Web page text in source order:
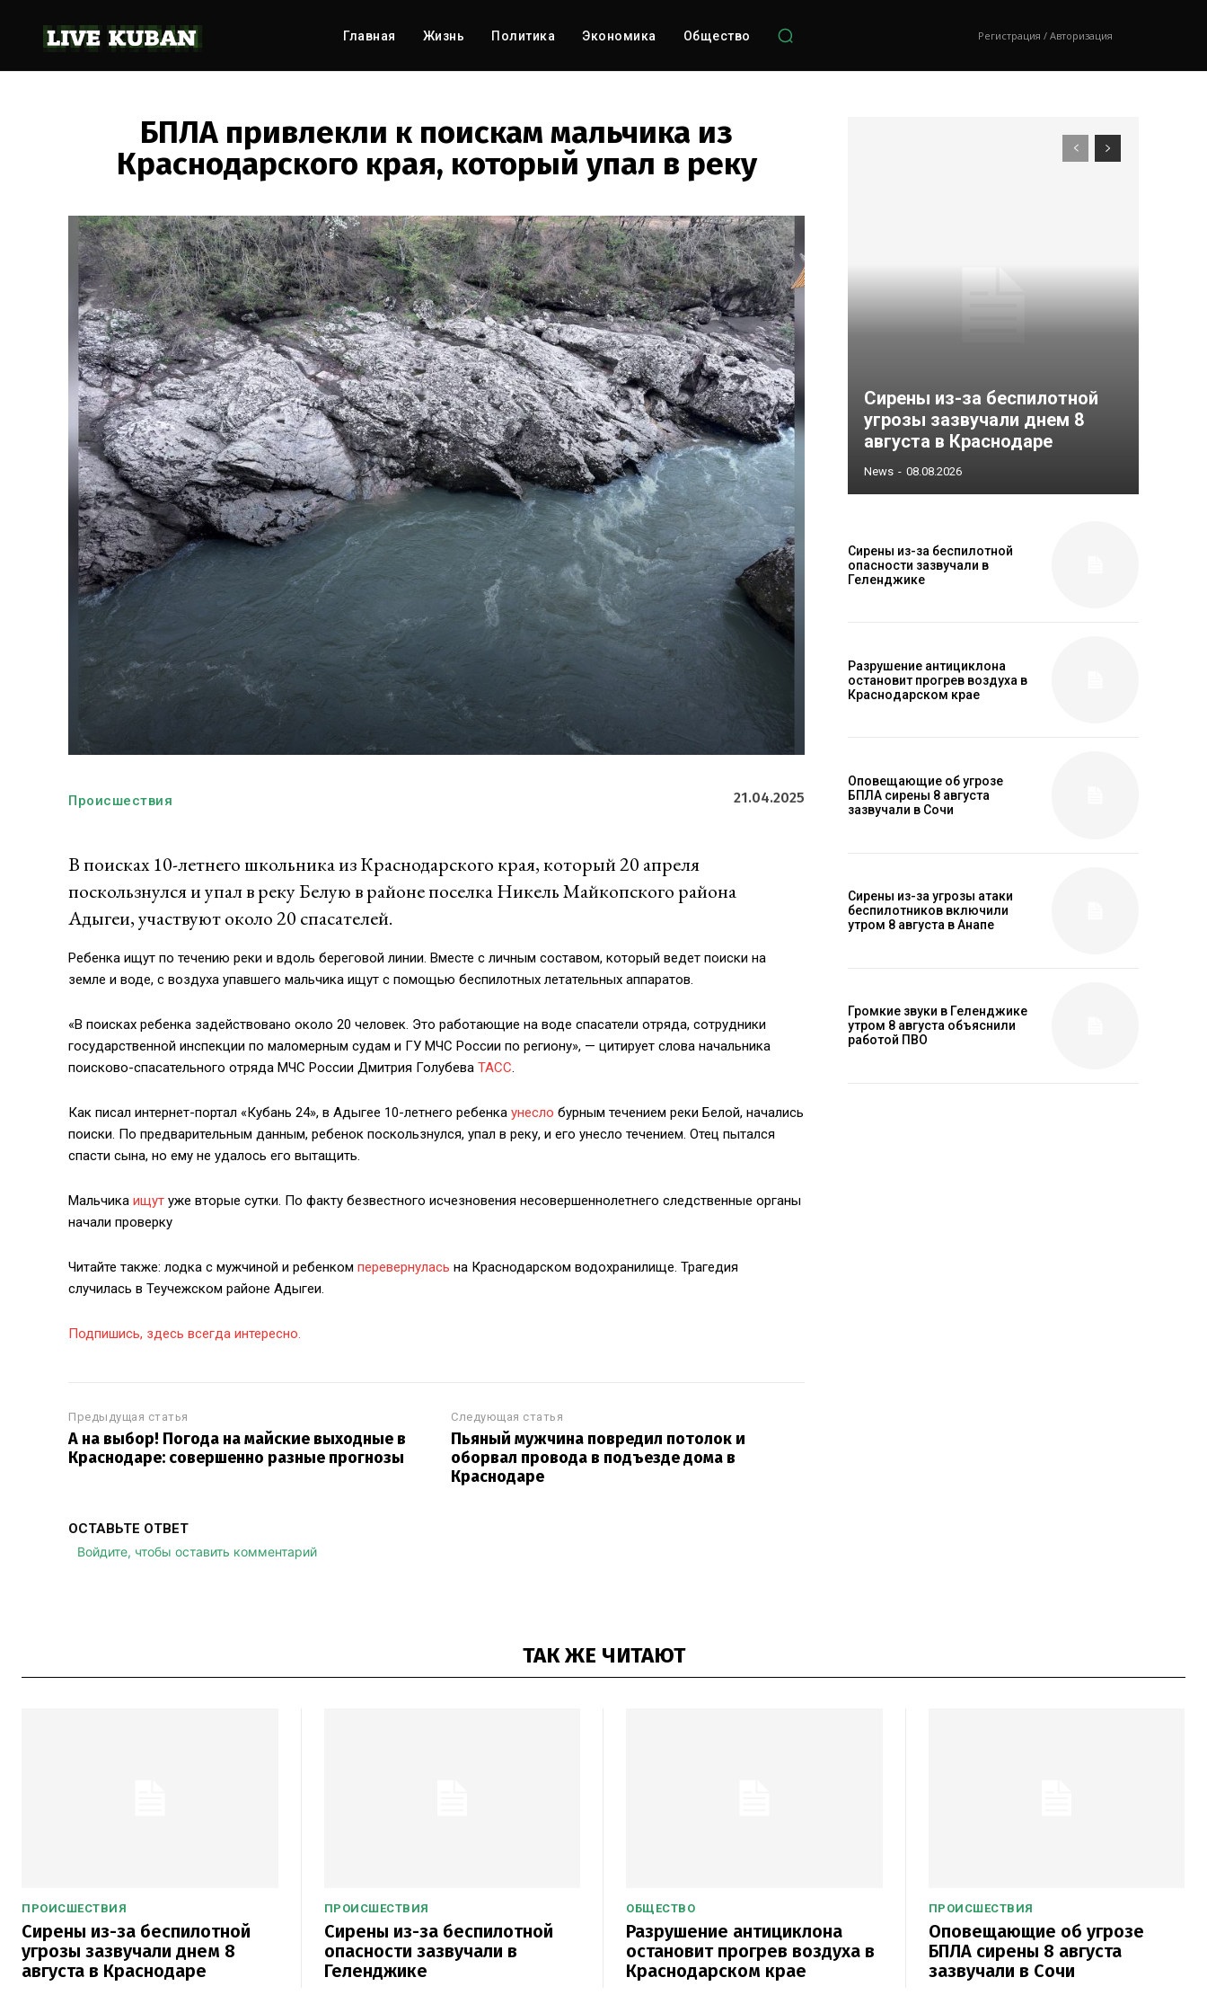
Главная Жизнь Политика Экономика Общество Регистрация / Авторизация
БПЛА привлекли к поискам мальчика из
Краснодарского края, который упал в реку
Происшествия 21.04.2025
В поисках 10-летнего школьника из Краснодарского края, который 20 апреля
поскользнулся и упал в реку Белую в районе поселка Никель Майкопского района
Адыгеи, участвуют около 20 спасателей.
Ребенка ищут по течению реки и вдоль береговой линии. Вместе с личным составом, который ведет поиски на
земле и воде, с воздуха упавшего мальчика ищут с помощью беспилотных летательных аппаратов.
«В поисках ребенка задействовано около 20 человек. Это работающие на воде спасатели отряда, сотрудники
государственной инспекции по маломерным судам и ГУ МЧС России по региону», — цитирует слова начальника
поисково-спасательного отряда МЧС России Дмитрия Голубева ТАСС.
Как писал интернет-портал «Кубань 24», в Адыгее 10-летнего ребенка унесло бурным течением реки Белой, начались
поиски. По предварительным данным, ребенок поскользнулся, упал в реку, и его унесло течением. Отец пытался
спасти сына, но ему не удалось его вытащить.
Мальчика ищут уже вторые сутки. По факту безвестного исчезновения несовершеннолетнего следственные органы
начали проверку
Читайте также: лодка с мужчиной и ребенком перевернулась на Краснодарском водохранилище. Трагедия
случилась в Теучежском районе Адыгеи.
Подпишись, здесь всегда интересно.
Предыдущая статья
А на выбор! Погода на майские выходные в
Краснодаре: совершенно разные прогнозы
Следующая статья
Пьяный мужчина повредил потолок и
оборвал провода в подъезде дома в
Краснодаре
ОСТАВЬТЕ ОТВЕТ
Войдите, чтобы оставить комментарий
Сирены из-за беспилотной
угрозы зазвучали днем 8
августа в Краснодаре
News - 08.08.2026
Сирены из-за беспилотной
опасности зазвучали в
Геленджике
Разрушение антициклона
остановит прогрев воздуха в
Краснодарском крае
Оповещающие об угрозе
БПЛА сирены 8 августа
зазвучали в Сочи
Сирены из-за угрозы атаки
беспилотников включили
утром 8 августа в Анапе
Громкие звуки в Геленджике
утром 8 августа объяснили
работой ПВО
ТАК ЖЕ ЧИТАЮТ
ПРОИСШЕСТВИЯ
Сирены из-за беспилотной
угрозы зазвучали днем 8
августа в Краснодаре
ПРОИСШЕСТВИЯ
Сирены из-за беспилотной
опасности зазвучали в
Геленджике
ОБЩЕСТВО
Разрушение антициклона
остановит прогрев воздуха в
Краснодарском крае
ПРОИСШЕСТВИЯ
Оповещающие об угрозе
БПЛА сирены 8 августа
зазвучали в Сочи